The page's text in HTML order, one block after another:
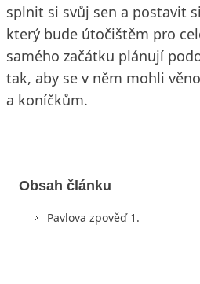
splnit si svůj sen a postavit
který bude útočištěm pro
samého začátku plánují
tak, aby se v něm mohli
a koníčkům.
Obsah článku
Pavlova zpověď 1.